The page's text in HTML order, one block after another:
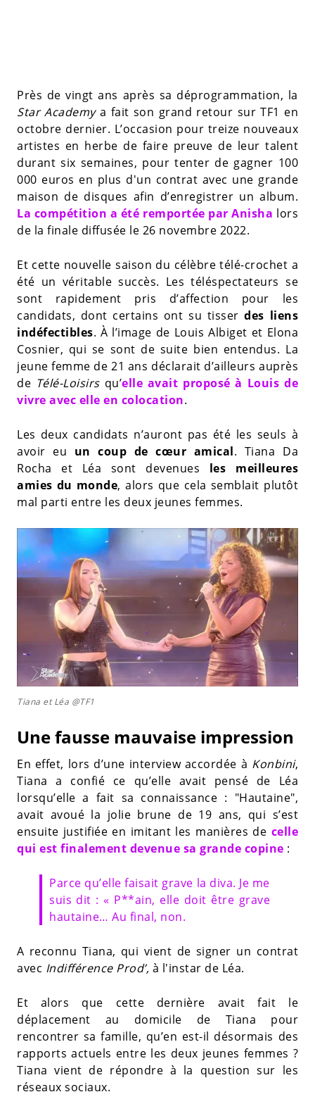
Près de vingt ans après sa déprogrammation, la
Star Academya fait son grand retour sur TF1 en
octobre dernier. L’occasion pour treize nouveaux
artistes en herbe de faire preuve de leur talent
durant six semaines, pour tenter de gagner 100
000 euros en plus d'un contrat avec une grande
maison de disques afin d’enregistrer un album.
La compétition a été remportée par Anisha lors
de la finale diffusée le 26 novembre 2022.
Et cette nouvelle saison du célèbre télé-crochet a
été un véritable succès. Les téléspectateurs se
sont rapidement pris d’affection pour les
candidats, dont certains ont su tisserdes liens
indéfectibles. À l’image de Louis Albiget et Elona
Cosnier, qui se sont de suite bien entendus. La
jeune femme de 21 ans déclarait d’ailleurs auprès
de Télé-Loisirsqu’elle avait proposé à Louis de
vivre avec elle en colocation.
Les deux candidats n’auront pas été les seuls à
avoir eu un coup de cœur amical. Tiana Da
Rocha et Léa sont devenues les meilleures
amies du monde, alors que cela semblait plutôt
mal parti entre les deux jeunes femmes.
Tiana et Léa @TF1
Une fausse mauvaise impression
En effet, lors d’une interview accordée à Konbini,
Tiana a confié ce qu’elle avait pensé de Léa
lorsqu’elle a fait sa connaissance : "Hautaine",
avait avoué la jolie brune de 19 ans, qui s’est
ensuite justifiée en imitant les manières de celle
qui est finalement devenue sa grande copine :
Parce qu’elle faisait grave la diva. Je me
suis dit : « P**ain, elle doit être grave
hautaine… Au final, non.
A reconnu Tiana, qui vient de signer un contrat
avec Indifférence Prod’, à l'instar de Léa.
Et alors que cette dernière avait fait le
déplacement au domicile de Tiana pour
rencontrer sa famille, qu’en est-il désormais des
rapports actuels entre les deux jeunes femmes ?
Tiana vient de répondre à la question sur les
réseaux sociaux.